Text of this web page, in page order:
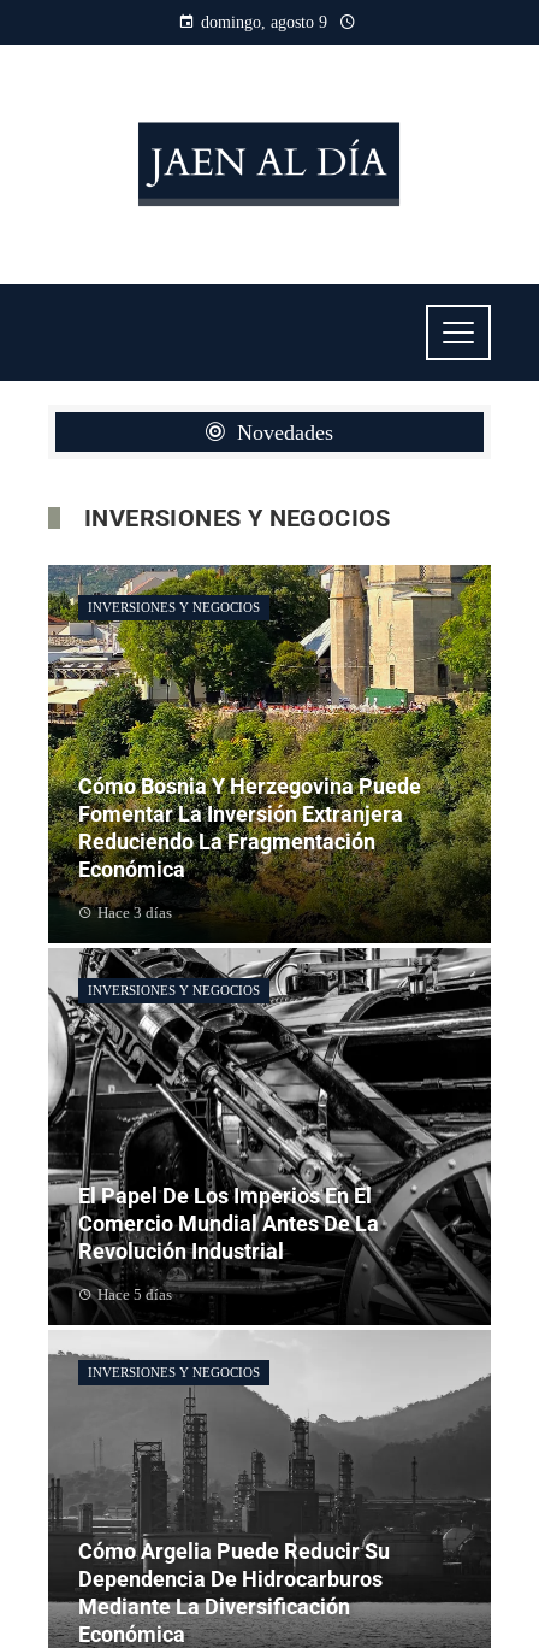
domingo, agosto 9
Novedades
INVERSIONES Y NEGOCIOS
INVERSIONES Y NEGOCIOS
Cómo Bosnia Y Herzegovina Puede
Fomentar La Inversión Extranjera
Reduciendo La Fragmentación
Económica
Hace 3 días
INVERSIONES Y NEGOCIOS
El Papel De Los Imperios En El
Comercio Mundial Antes De La
Revolución Industrial
Hace 5 días
INVERSIONES Y NEGOCIOS
Cómo Argelia Puede Reducir Su
Dependencia De Hidrocarburos
Mediante La Diversificación
Económica